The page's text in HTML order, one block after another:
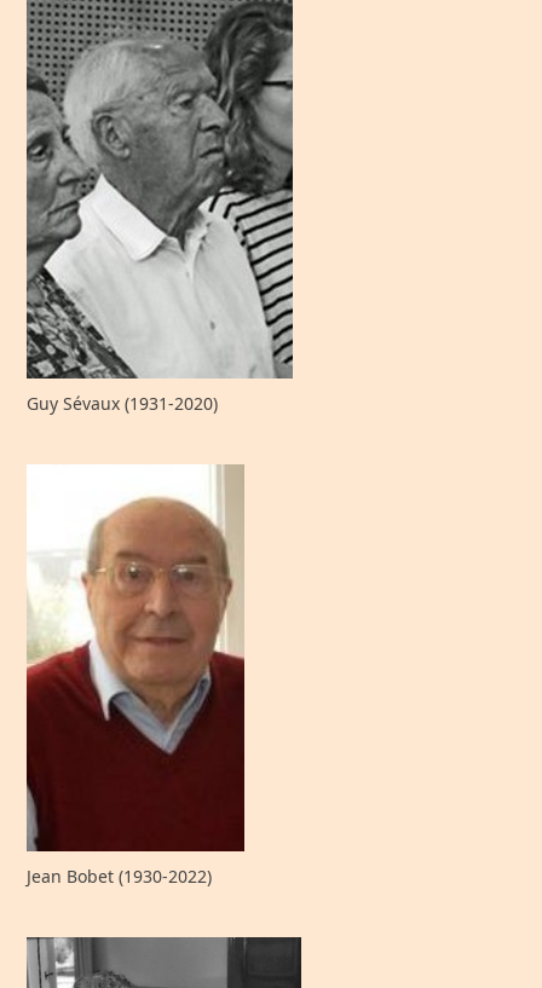
Guy Sévaux (1931-2020)
Jean Bobet (1930-2022)